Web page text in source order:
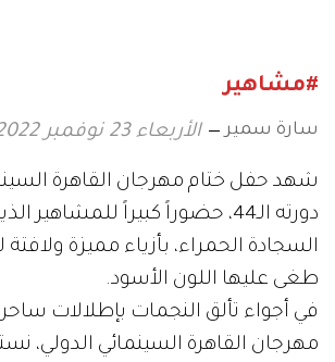
#مشاهير
سارة سمير الأربعاء 23 نوفمبر 2022 12:54
شهد حفل ختام مهرجان القاهرة
دورته الـ44، حضوراً كبيراً للمشاهير
السجادة الحمراء، بأزياء مميزة ولافتة
طغى عليها اللون الأسود.
في أجواء تألق النجمات بإطلالات
مهرجان القاهرة السينمائي